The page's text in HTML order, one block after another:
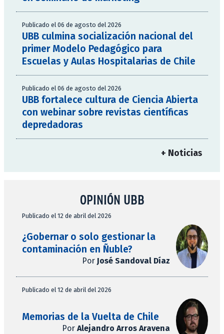
Publicado el 06 de agosto del 2026
UBB culmina socialización nacional del
primer Modelo Pedagógico para
Escuelas y Aulas Hospitalarias de Chile
Publicado el 06 de agosto del 2026
UBB fortalece cultura de Ciencia Abierta
con webinar sobre revistas científicas
depredadoras
+ Noticias
OPINIÓN UBB
Publicado el 12 de abril del 2026
¿Gobernar o solo gestionar la
contaminación en Ñuble?
Por José Sandoval Díaz
Publicado el 12 de abril del 2026
Memorias de la Vuelta de Chile
Por Alejandro Arros Aravena